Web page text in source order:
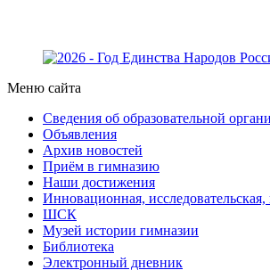
Меню сайта
Сведения об образовательной
Объявления
Архив новостей
Приём в гимназию
Наши достижения
Инновационная,
ШСК
Музей истории гимназии
Библиотека
Электронный дневник